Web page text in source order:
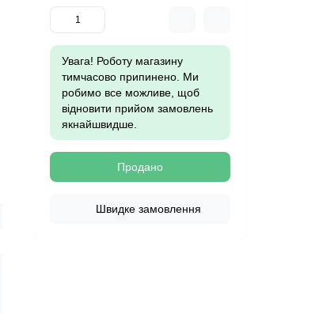
Увага! Роботу магазину
тимчасово припинено. Ми
робимо все можливе, щоб
відновити прийом замовлень
якнайшвидше.
Продано
Швидке замовлення